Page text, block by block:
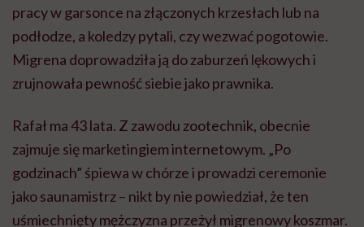
pracy w garsonce na złączonych krzesłach lub na
podłodze, a koledzy pytali, czy wezwać pogotowie.
Migrena doprowadziła ją do zaburzeń lękowych i
zrujnowała pewność siebie jako prawnika.
Rafał ma 43 lata. Z zawodu zootechnik, obecnie
zajmuje się marketingiem internetowym. „Po
godzinach” śpiewa w chórze i prowadzi ceremonie
jako saunamistrz – nikt by nie powiedział, że ten
uśmiechnięty mężczyzna przeżył migrenowy koszmar.